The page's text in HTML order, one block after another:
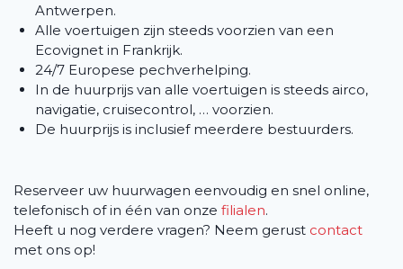
Antwerpen.
Alle voertuigen zijn steeds voorzien van een
Ecovignet in Frankrijk.
24/7 Europese pechverhelping.
In de huurprijs van alle voertuigen is steeds airco,
navigatie, cruisecontrol, … voorzien.
De huurprijs is inclusief meerdere bestuurders.
Reserveer uw huurwagen eenvoudig en snel online,
telefonisch of in één van onze filialen.
Heeft u nog verdere vragen? Neem gerust contact
met ons op!